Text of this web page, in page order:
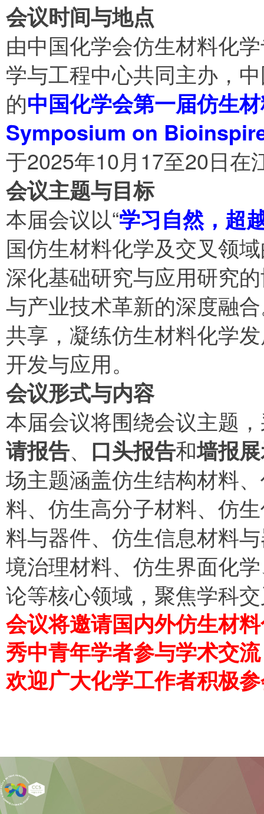
会议时间与地点‌
由中国化学会仿生材料化
学与工程中心共同主办，
的中国化学会第一届仿生
Symposium on
于‌2025年10月17至20日‌在
会议主题与目标
本届会议以‌“学习自然，超
国仿生材料化学及交叉领
深化基础研究与应用研究
与产业技术革新的深度融
共享，凝练仿生材料化学
开发与应用。
会议形式与内容‌
本届会议将围绕会议主题
请报告、 口头报告和墙报
场主题涵盖‌仿生结构材料
料、仿生高分子材料、仿
料与器件、仿生信息材料
境治理材料、仿生界面化
论等核心领域，聚焦学科
会议将邀请国内外仿生材
秀中青年学者参与学术交
欢迎广大化学工作者积极